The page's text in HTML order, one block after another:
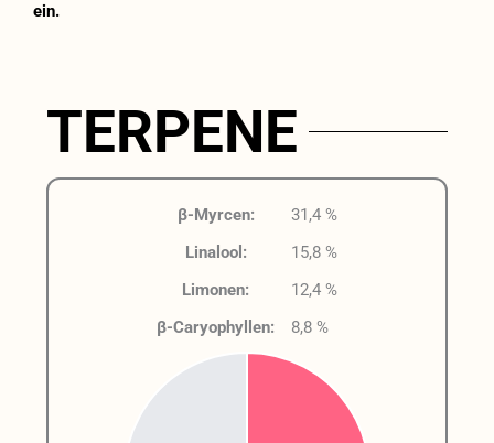
ein.
TERPENE
β-Myrcen:
31,4 %
Linalool:
15,8 %
Limonen:
12,4 %
β-Caryophyllen:
8,8 %